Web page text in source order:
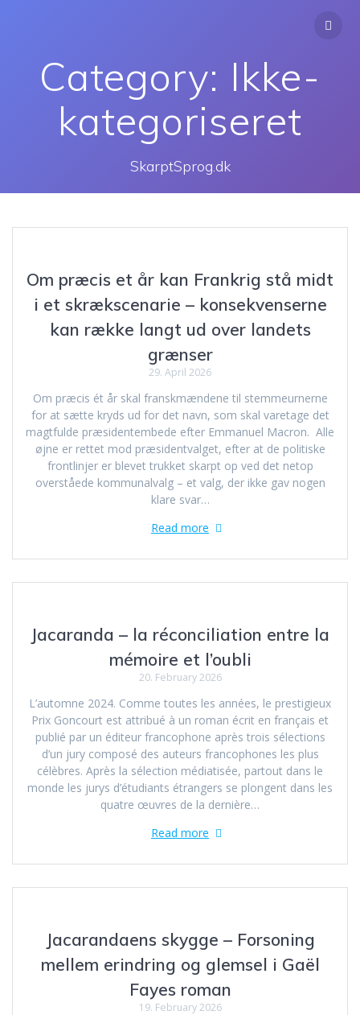
Category: Ikke-
kategoriseret
SkarptSprog.dk
Om præcis et år kan Frankrig stå midt
i et skrækscenarie – konsekvenserne
kan række langt ud over landets
grænser
29. April 2026
Om præcis ét år skal franskmændene til stemmeurnerne
for at sætte kryds ud for det navn, som skal varetage det
magtfulde præsidentembede efter Emmanuel Macron. Alle
øjne er rettet mod præsidentvalget, efter at de politiske
frontlinjer er blevet trukket skarpt op ved det netop
overståede kommunalvalg – et valg, der ikke gav nogen
klare svar…
Read more
Jacaranda – la réconciliation entre la
mémoire et l’oubli
20. February 2026
L’automne 2024. Comme toutes les années, le prestigieux
Prix Goncourt est attribué à un roman écrit en français et
publié par un éditeur francophone après trois sélections
d’un jury composé des auteurs francophones les plus
célèbres. Après la sélection médiatisée, partout dans le
monde les jurys d’étudiants étrangers se plongent dans les
quatre œuvres de la dernière…
Read more
Jacarandaens skygge – Forsoning
mellem erindring og glemsel i Gaël
Fayes roman
19. February 2026